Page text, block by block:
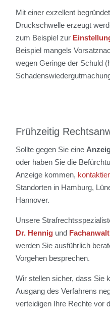
Mit einer exzellent
Druckschwelle erzeugt
zum Beispiel zur
Beispiel mangels
wegen Geringe der Schuld
Frühzeitig
Sollte gegen Sie eine
oder haben Sie die
Anzeige kommen,
Standorten in Hamburg,
Hannover.
Unsere
Dr. Hennig und
werden Sie ausführlich
Vorgehen besprechen.
Wir stellen sicher, dass Sie
Ausgang des Verfahrens
verteidigen Ihre Rechte vor